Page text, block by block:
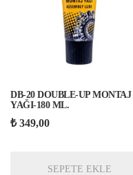
DB-20 DOUBLE-UP MONTAJ
YAĞI-180 ML.
₺349,00
SEPETE EKLE